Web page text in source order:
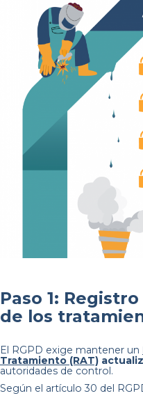
Paso 1:
de los
El RGPD exige mantener un
Tratamiento (RAT)
autoridades de control.
Según el artículo 30 del